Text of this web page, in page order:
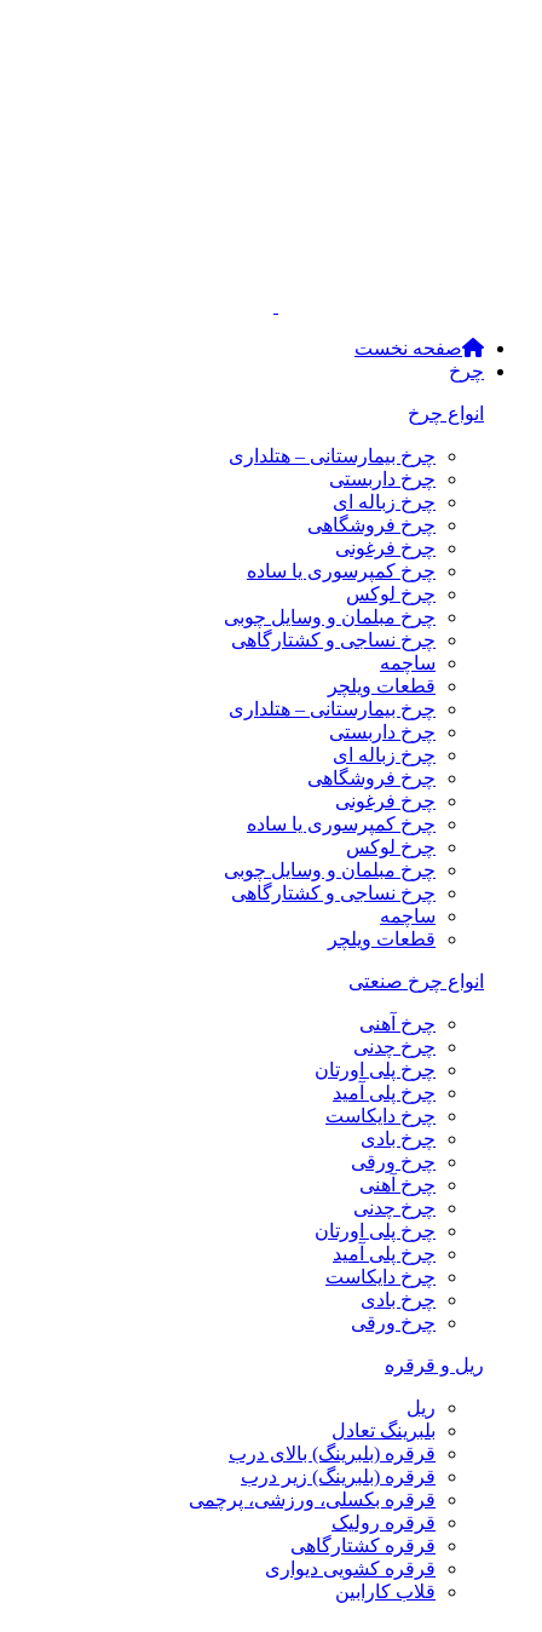
صفحه نخست
چرخ
انواع چرخ
چرخ بیمارستانی – هتلداری
چرخ داربستی
چرخ زباله ای
چرخ فروشگاهی
چرخ فرغونی
چرخ کمپرسوری یا ساده
چرخ لوکس
چرخ مبلمان و وسایل چوبی
چرخ نساجی و کشتارگاهی
ساچمه
قطعات ویلچر
چرخ بیمارستانی – هتلداری
چرخ داربستی
چرخ زباله ای
چرخ فروشگاهی
چرخ فرغونی
چرخ کمپرسوری یا ساده
چرخ لوکس
چرخ مبلمان و وسایل چوبی
چرخ نساجی و کشتارگاهی
ساچمه
قطعات ویلچر
انواع چرخ صنعتی
چرخ آهنی
چرخ چدنی
چرخ پلی اورتان
چرخ پلی آمید
چرخ دایکاست
چرخ بادی
چرخ ورقی
چرخ آهنی
چرخ چدنی
چرخ پلی اورتان
چرخ پلی آمید
چرخ دایکاست
چرخ بادی
چرخ ورقی
ریل و قرقره
ریل
بلبرینگ تعادل
قرقره (بلبرینگ) بالای درب
قرقره (بلبرینگ) زیر درب
قرقره بکسلی، ورزشی، پرچمی
قرقره رولیک
قرقره کشتارگاهی
قرقره کشویی دیواری
قلاب کارابین